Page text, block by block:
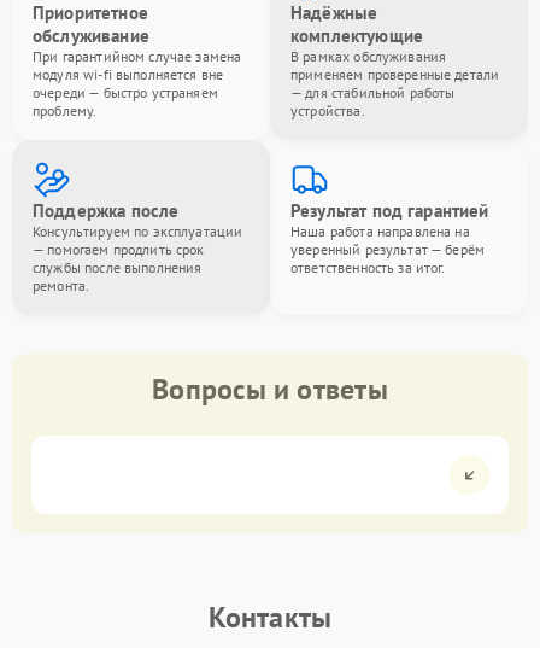
Приоритетное
обслуживание
При гарантийном случае замена
модуля wi-fi выполняется вне
очереди — быстро устраняем
проблему.
Надёжные
комплектующие
В рамках обслуживания
применяем проверенные детали
— для стабильной работы
устройства.
Поддержка после
Консультируем по эксплуатации
— помогаем продлить срок
службы после выполнения
ремонта.
Результат под гарантией
Наша работа направлена на
уверенный результат — берём
ответственность за итог.
Вопросы и ответы
Контакты